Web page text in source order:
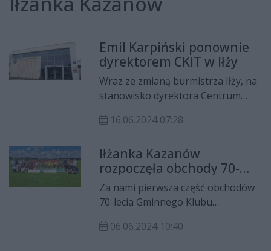
Emil Karpiński ponownie
dyrektorem CKiT w Iłży
Wraz ze zmianą burmistrza Iłży, na
stanowisko dyrektora Centrum
przywrócony Emil Karpiński. Jak
dotychczasowe inicjatywy będą
kontynuowane, pojawią się także
nowe projekty.
16.06.2024 07:28
Iłżanka Kazanów
rozpoczęła obchody 70-
lecia istnienia
Za nami pierwsza część obchodów
70-lecia Gminnego Klubu
dniach 31 maja i 2 czerwca
06.06.2024 10:40